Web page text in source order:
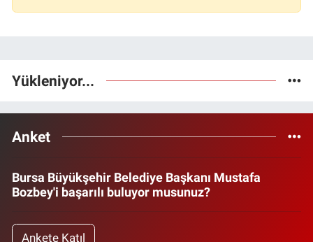
Yükleniyor...
Anket
Bursa Büyükşehir Belediye Başkanı Mustafa
Bozbey'i başarılı buluyor musunuz?
Ankete Katıl